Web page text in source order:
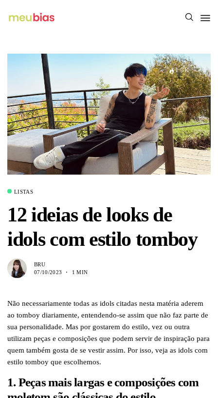
1.3K
LISTAS
12 ideias de looks de
idols com estilo tomboy
BRU
07/10/2023
1 MIN
Não necessariamente todas as idols citadas nesta matéria aderem
ao tomboy diariamente, entendendo-se assim que não faz parte de
sua personalidade. Mas por gostarem do estilo, vez ou outra
utilizam peças e composições que podem servir de inspiração para
quem também gosta de se vestir assim. Por isso, veja as idols com
estilo tomboy que escolhemos.
1. Peças mais largas e composições com